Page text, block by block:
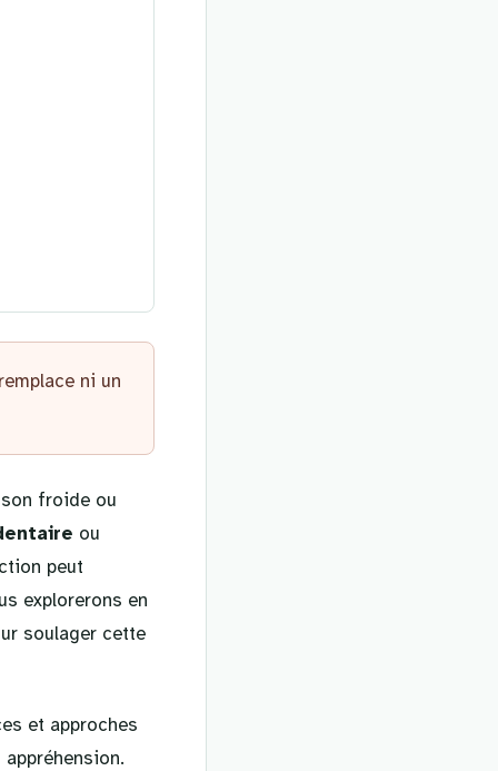
ni un
froide ou
ou
peut
explorerons en
soulager cette
et approches